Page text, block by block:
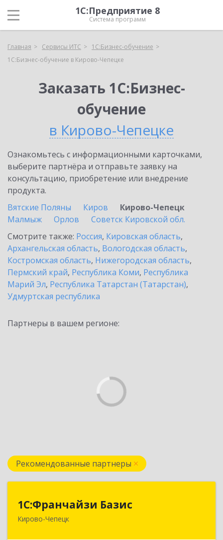
1С:Предприятие 8
Система программ
Главная Сервисы ИТС
1С:Бизнес-обучение
1С:Бизнес-обучение в Кирово-Чепецке
Заказать 1С:Бизнес-
обучение
в Кирово-Чепецке
Ознакомьтесь с информационными карточками,
выберите партнёра и отправьте заявку на
консультацию, приобретение или внедрение
продукта.
Вятские Поляны
Киров
Кирово-Чепецк
Малмыж
Орлов
Советск Кировской обл.
Смотрите также: Россия, Кировская область,
Архангельская область, Вологодская область,
Костромская область, Нижегородская область,
Пермский край, Республика Коми, Республика
Марий Эл, Республика Татарстан (Татарстан),
Удмуртская республика
Партнеры в вашем регионе:
Рекомендованные партнеры
1С:Франчайзи Базис
Кирово-Чепецк
613044, Кировская обл, город Кирово-Чепецк